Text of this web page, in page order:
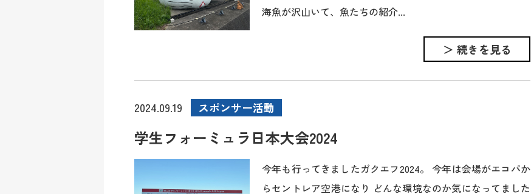
海魚が沢山いて、魚たちの紹介...
＞ 続きを見る
2024.09.19 スポンサー活動
学生フォーミュラ日本大会2024
今年も行ってきましたガクエフ2024。 今年は会場がエコパか
らセントレア空港になり どんな環境なのか気になってました